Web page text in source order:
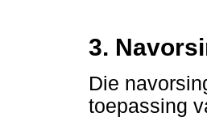
3.
Die
toepassing